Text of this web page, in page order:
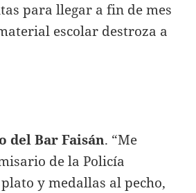
para llegar a fin de mes
escolar destroza a
del Bar Faisán. “Me
de la Policía
y medallas al pecho,